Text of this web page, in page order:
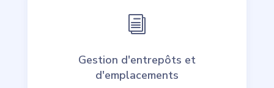
i
Gestion d'entrepôts et
d'emplacements